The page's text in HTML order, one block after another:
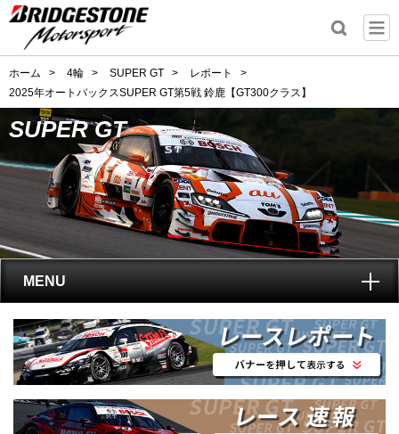
ホーム > 4輪 > SUPER GT > レポート
>
2025年オートバックスSUPER GT第5戦 鈴鹿【GT300クラス】
SUPER GT
MENU
トップ
SUPER GTとは?
レポート